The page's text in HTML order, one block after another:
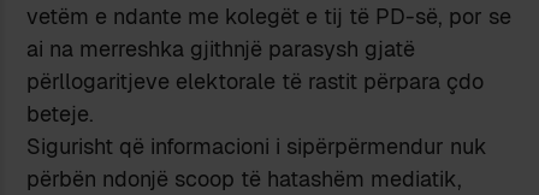
vetëm e ndante me kolegët e tij të PD-së, por se
ai na merreshka gjithnjë parasysh gjatë
përllogaritjeve elektorale të rastit përpara çdo
beteje.
Sigurisht që informacioni i sipërpërmendur nuk
përbën ndonjë scoop të hatashëm mediatik,